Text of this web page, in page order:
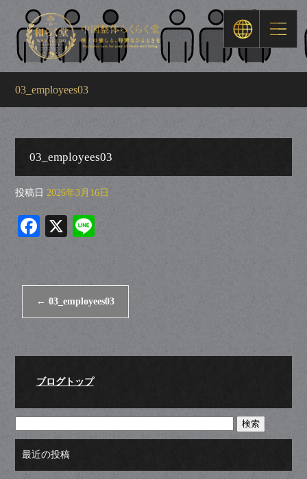
03_employees03
03_employees03
投稿日 2026年3月16日
Fa
ok
X
← 03_employees03
ブログトップ
最近の投稿